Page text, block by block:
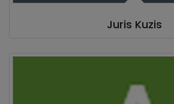
Juris Kuzis